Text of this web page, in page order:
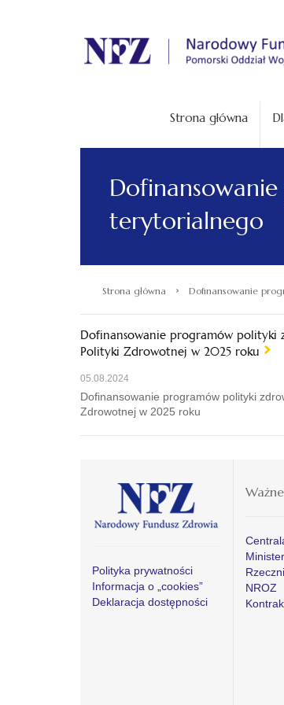
.
Strona główna
terytorialnego
Strona główna › Dofinansowanie
Dofinansowanie programów polityki
Polityki Zdrowotnej w 2025 roku
05.08.2024
Dofinansowanie programów polityki
Zdrowotnej w 2025 roku
Polityka prywatności
Informacja o „cookies”
Deklaracja dostępności
NROZ